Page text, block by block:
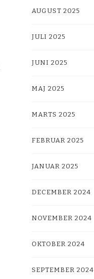
AUGUST 2025
JULI 2025
JUNI 2025
MAJ 2025
MARTS 2025
FEBRUAR 2025
JANUAR 2025
DECEMBER 2024
NOVEMBER 2024
OKTOBER 2024
SEPTEMBER 2024